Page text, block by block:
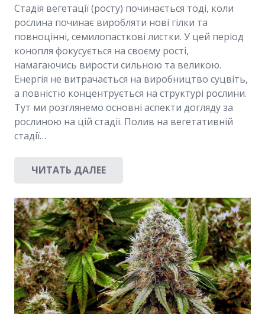
Стадія вегетації (росту) починається тоді, коли
рослина починає виробляти нові гілки та
повноцінні, семилопасткові листки. У цей період
конопля фокусується на своєму рості,
намагаючись вирости сильною та великою.
Енергія не витрачається на виробництво суцвіть,
а повністю концентрується на структурі рослини.
Тут ми розглянемо основні аспекти догляду за
рослиною на цій стадії. Полив на вегетативній
стадії…
ЧИТАТЬ ДАЛЕЕ